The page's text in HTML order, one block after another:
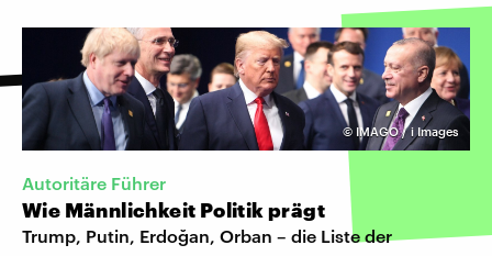
© IMAGO / i Images
Autoritäre Führer
Wie Männlichkeit Politik prägt
Trump, Putin, Erdoğan, Orban – die Liste der